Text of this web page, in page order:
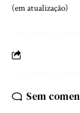
(em atualização)
Sem